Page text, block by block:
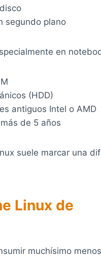
segundo plano
en
(HDD)
antiguos Intel o AMD
de 5 años
suele marcar una
Linux de
muchísimo menos